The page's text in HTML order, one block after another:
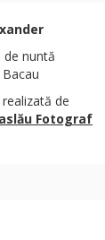
de nuntă
de
Fotograf